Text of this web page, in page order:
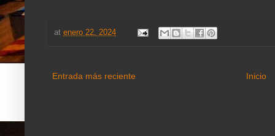
at enero 22, 2024
Entrada más reciente Inicio